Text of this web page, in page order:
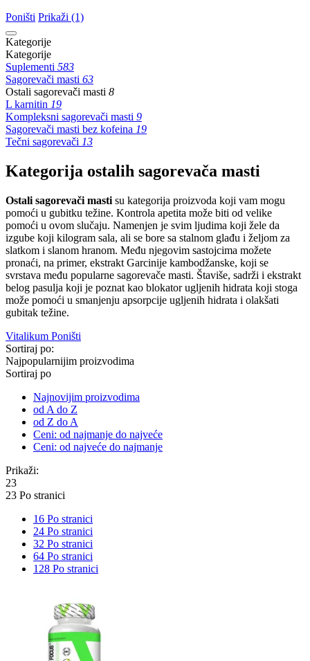
Poništi Prikaži (1)
Kategorije
Kategorije
Suplementi 583
Sagorevači masti 63
Ostali sagorevači masti 8
L karnitin 19
Kompleksni sagorevači masti 9
Sagorevači masti bez kofeina 19
Tečni sagorevači 13
Kategorija ostalih sagorevača masti
Ostali sagorevači masti su kategorija proizvoda koji vam mogu
pomoći u gubitku težine. Kontrola apetita može biti od velike
pomoći u ovom slučaju. Namenjen je svim ljudima koji žele da
izgube koji kilogram sala, ali se bore sa stalnom glađu i željom za
slatkom i slanom hranom. Među njegovim sastojcima možete
pronaći, na primer, ekstrakt Garcinije kambodžanske, koji se
svrstava među popularne sagorevače masti. Štaviše, sadrži i ekstrakt
belog pasulja koji je poznat kao blokator ugljenih hidrata koji stoga
može pomoći u smanjenju apsorpcije ugljenih hidrata i olakšati
gubitak težine.
Vitalikum Poništi
Sortiraj po:
Najpopularnijim proizvodima
Sortiraj po
Najnovijim proizvodima
od A do Z
od Z do A
Ceni: od najmanje do najveće
Ceni: od najveće do najmanje
Prikaži:
23
23 Po stranici
16 Po stranici
24 Po stranici
32 Po stranici
64 Po stranici
128 Po stranici